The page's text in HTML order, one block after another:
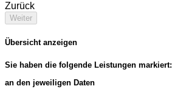
Zurück
Weiter
Übersicht anzeigen
Sie haben die folgende Leistungen markiert:
an den jeweiligen Daten